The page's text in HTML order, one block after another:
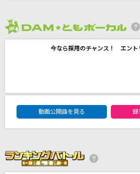
好きすぎて滅！
M!LK
まずは今日から
[生音]北酒場
モエチャッカファイア
Soranji
今なら採用のチャンス！ エント
DAM★ともボーカルエントリー
動画公開曲を見る
録